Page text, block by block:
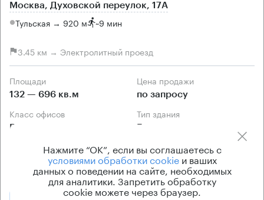
Москва, Духовской переулок, 17А
Тульская → 920 м ~9 мин
3.45 км → Электролитный проезд
Площади
132 — 696 кв.м
Цена продажи
по запросу
Класс офисов
B+
Тип здания
Бизнес-центр
Кондиционирование
центральное
Нажмите “ОК”, если вы соглашаетесь с
условиями обработки cookieи ваших
данных о поведении на сайте, необходимых
для аналитики. Запретить обработку
cookie можете через браузер.